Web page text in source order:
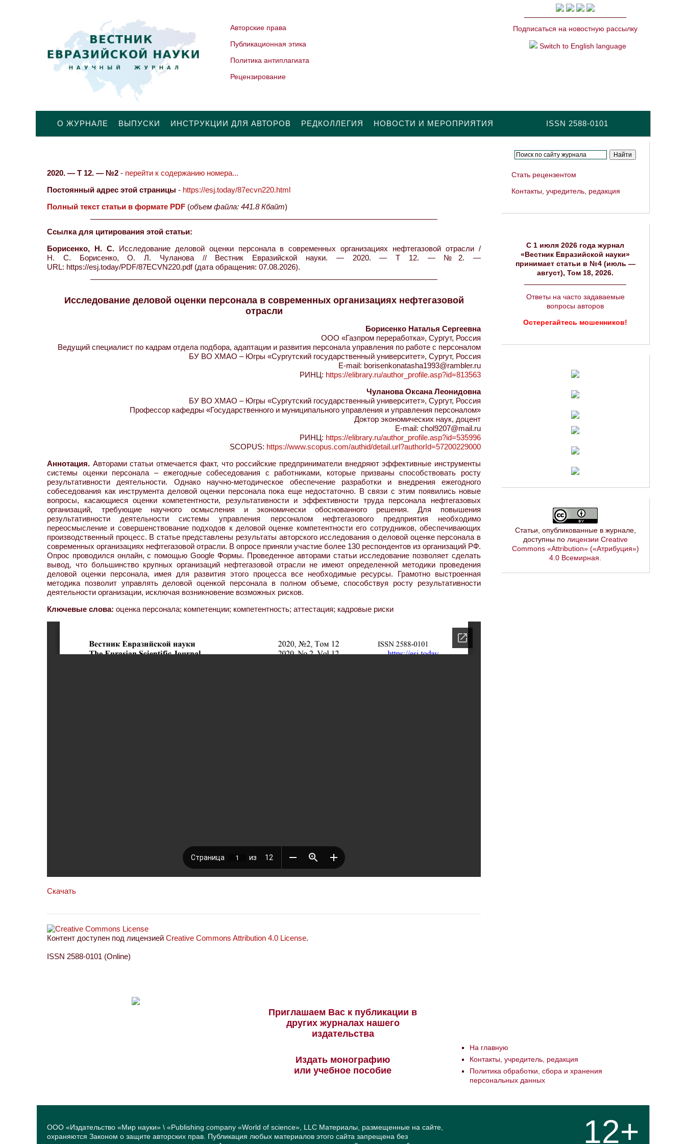
Авторские права
Публикационная этика
Политика антиплагиата
Рецензирование
Подписаться на новостную рассылку
Switch to English language
ISSN 2588-0101
О ЖУРНАЛЕ ВЫПУСКИ ИНСТРУКЦИИ ДЛЯ АВТОРОВ РЕДКОЛЛЕГИЯ НОВОСТИ И МЕРОПРИЯТИЯ
2020. — Т 12. — №2 - перейти к содержанию номера...
Постоянный адрес этой страницы - https://esj.today/87ecvn220.html
Полный текст статьи в формате PDF (объем файла: 441.8 Кбайт)
Ссылка для цитирования этой статьи:
Борисенко, Н. С.Исследование деловой оценки персонала в современных организациях нефтегазовой отрасли /
Н. С. Борисенко, О. Л. Чуланова // Вестник Евразийской науки. — 2020. — Т 12. — №2. —
URL: https://esj.today/PDF/87ECVN220.pdf (дата обращения: 07.08.2026).
Исследование деловой оценки персонала в современных организациях нефтегазовой
отрасли
Борисенко Наталья Сергеевна
ООО «Газпром переработка», Сургут, Россия
Ведущий специалист по кадрам отдела подбора, адаптации и развития персонала управления по работе с персоналом
БУ ВО ХМАО – Югры «Сургутский государственный университет», Сургут, Россия
E-mail: borisenkonatasha1993@rambler.ru
РИНЦ: https://elibrary.ru/author_profile.asp?id=813563
Чуланова Оксана Леонидовна
БУ ВО ХМАО – Югры «Сургутский государственный университет», Сургут, Россия
Профессор кафедры «Государственного и муниципального управления и управления персоналом»
Доктор экономических наук, доцент
E-mail: chol9207@mail.ru
РИНЦ: https://elibrary.ru/author_profile.asp?id=535996
SCOPUS: https://www.scopus.com/authid/detail.url?authorId=57200229000
Аннотация. Авторами статьи отмечается факт, что российские предприниматели внедряют эффективные инструменты
системы оценки персонала – ежегодные собеседования с работниками, которые призваны способствовать росту
результативности деятельности. Однако научно-методическое обеспечение разработки и внедрения ежегодного
собеседования как инструмента деловой оценки персонала пока еще недостаточно. В связи с этим появились новые
вопросы, касающиеся оценки компетентности, результативности и эффективности труда персонала нефтегазовых
организаций, требующие научного осмысления и экономически обоснованного решения. Для повышения
результативности деятельности системы управления персоналом нефтегазового предприятия необходимо
переосмысление и совершенствование подходов к деловой оценке компетентности его сотрудников, обеспечивающих
производственный процесс. В статье представлены результаты авторского исследования о деловой оценке персонала в
современных организациях нефтегазовой отрасли. В опросе приняли участие более 130 респондентов из организаций РФ.
Опрос проводился онлайн, с помощью Google Формы. Проведенное авторами статьи исследование позволяет сделать
вывод, что большинство крупных организаций нефтегазовой отрасли не имеют определенной методики проведения
деловой оценки персонала, имея для развития этого процесса все необходимые ресурсы. Грамотно выстроенная
методика позволит управлять деловой оценкой персонала в полном объеме, способствуя росту результативности
деятельности организации, исключая возникновение возможных рисков.
Ключевые слова: оценка персонала; компетенции; компетентность; аттестация; кадровые риски
Скачать
Контент доступен под лицензией Creative Commons Attribution 4.0 License.
ISSN 2588-0101 (Online)
Стать рецензентом
Контакты, учредитель, редакция
C 1 июля 2026 года журнал
«Вестник Евразийской науки»
принимает статьи в №4 (июль —
август), Том 18, 2026.
Ответы на часто задаваемые
вопросы авторов
Остерегайтесь мошенников!
Статьи, опубликованные в журнале,
доступны по лицензии Creative
Commons «Attribution» («Атрибуция»)
4.0 Всемирная
Приглашаем Вас к публикации в
других журналах нашего
издательства
Издать монографию
или учебное пособие
На главную
Контакты, учредитель, редакция
Политика обработки, сбора и хранения
персональных данных
ООО «Издательство «Мир науки» \ «Publishing company «World of science», LLC Материалы, размещенные на сайте,
охраняются Законом о защите авторских прав. Публикация любых материалов этого сайта запрещена без
12+